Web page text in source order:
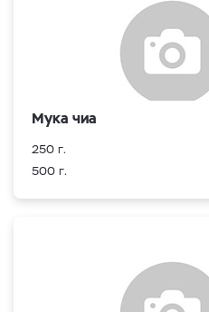
Мука чиа
250 г.
500 г.